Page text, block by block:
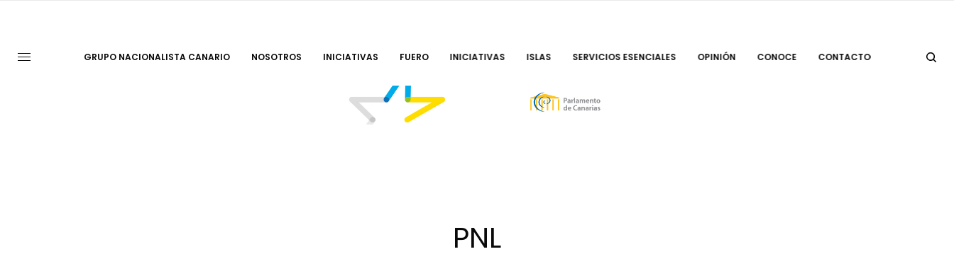
GRUPO NACIONALISTA CANARIO NOSOTROS INICIATIVAS FUERO INICIATIVAS ISLAS SERVICIOS ESENCIALES OPINIÓN CONOCE CONTACTO
PNL